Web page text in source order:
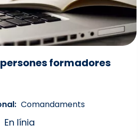
formadores
Comandaments
En línia